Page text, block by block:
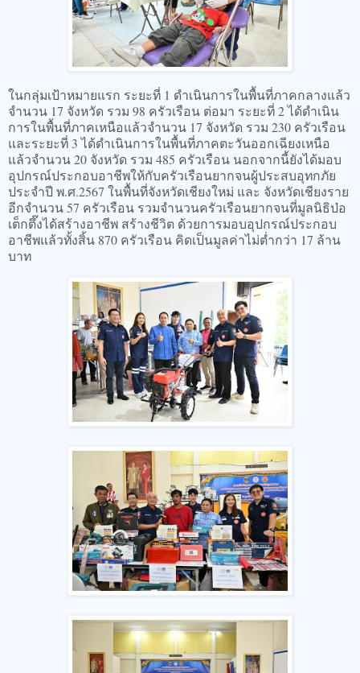
ในกลุ่มเป้าหมายแรก ระยะที่ 1 ดำเนินการในพื้นที่ภาคกลางแล้ว
จำนวน 17 จังหวัด รวม 98 ครัวเรือน ต่อมา ระยะที่ 2 ได้ดำเนิน
การในพื้นที่ภาคเหนือแล้วจำนวน 17 จังหวัด รวม 230 ครัวเรือน
และระยะที่ 3 ได้ดำเนินการในพื้นที่ภาคตะวันออกเฉียงเหนือ
แล้วจำนวน 20 จังหวัด รวม 485 ครัวเรือน นอกจากนี้ยังได้มอบ
อุปกรณ์ประกอบอาชีพให้กับครัวเรือนยากจนผู้ประสบอุทกภัย
ประจำปี พ.ศ.2567 ในพื้นที่จังหวัดเชียงใหม่ และ จังหวัดเชียงราย
อีกจำนวน 57 ครัวเรือน รวมจำนวนครัวเรือนยากจนที่มูลนิธิป่อ
เต็กตึ๊งได้สร้างอาชีพ สร้างชีวิต ด้วยการมอบอุปกรณ์ประกอบ
อาชีพแล้วทั้งสิ้น 870 ครัวเรือน คิดเป็นมูลค่าไม่ต่ำกว่า 17 ล้าน
บาท